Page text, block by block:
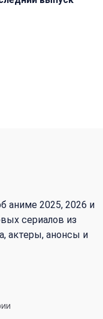
аниме 2025, 2026 и
сериалов из
актеры, анонсы и